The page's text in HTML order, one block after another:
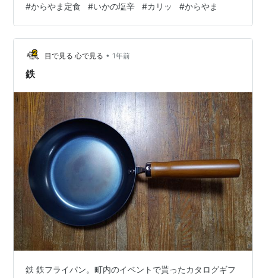
す。名前の通り「カリッ」とした衣の食感が特徴で「絶
対的なカリカリ感」と「鶏肉のジューシーさ」を両立し
ており、「外はカリカリ、中はジューシー」な理想のか
らあげです。 【撮影場所 からやま 金沢御影店：2025年
05月19日 Xiaomi 15 Ultra】 「一片食」「ひとかた
#からやま定食 #いかの塩辛 #カリッ #からやま
目で見る 心で見る • 1年前
鉄
鉄 鉄フライパン。町内のイベントで貰ったカタログギフ